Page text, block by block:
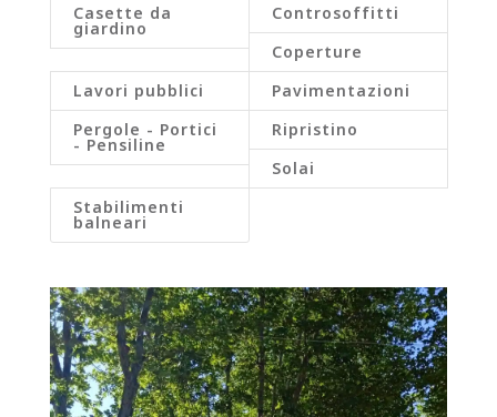
Casette da
giardino
Controsoffitti
Coperture
Lavori pubblici
Pavimentazioni
Pergole - Portici
- Pensiline
Ripristino
Solai
Stabilimenti
balneari